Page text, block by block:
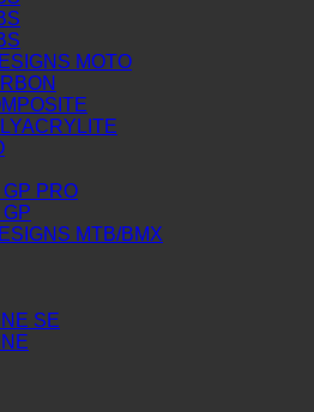
MOTO
PRO
MTB/BMX
SE